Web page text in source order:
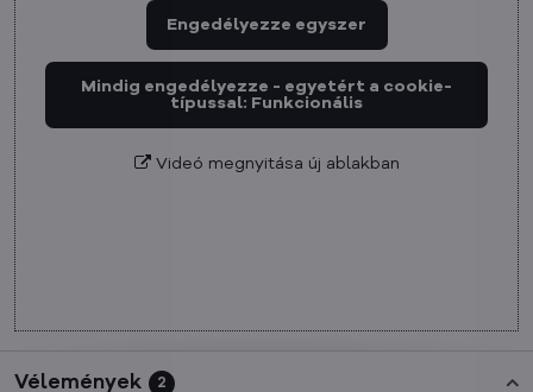
Engedélyezze egyszer
Mindig engedélyezze - egyetért a cookie-
típussal: Funkcionális
Videó megnyitása új ablakban
Vélemények 2